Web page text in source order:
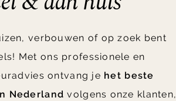
verbouwen of op zoek bent
Met ons professionele en
ontvang je het beste
Nederland volgens onze klanten,